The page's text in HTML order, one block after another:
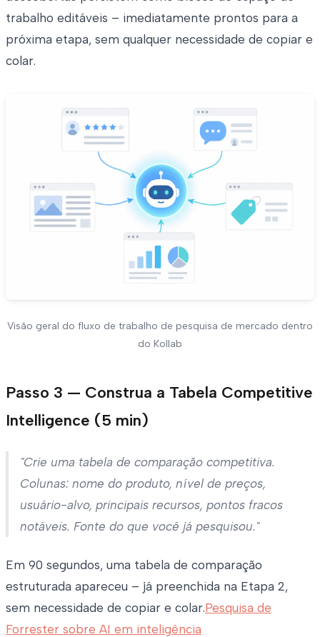
trabalho editáveis – imediatamente prontos para a
próxima etapa, sem qualquer necessidade de copiar e
colar.
Visão geral do fluxo de trabalho de pesquisa de mercado dentro
do Kollab
Passo 3 — Construa a Tabela Competitive
Intelligence (5 min)
"Crie uma tabela de comparação competitiva.
Colunas: nome do produto, nível de preços,
usuário-alvo, principais recursos, pontos fracos
notáveis. Fonte do que você já pesquisou."
Em 90 segundos, uma tabela de comparação
estruturada apareceu – já preenchida na Etapa 2,
sem necessidade de copiar e colar.Pesquisa de
Forrester sobre AI em inteligência